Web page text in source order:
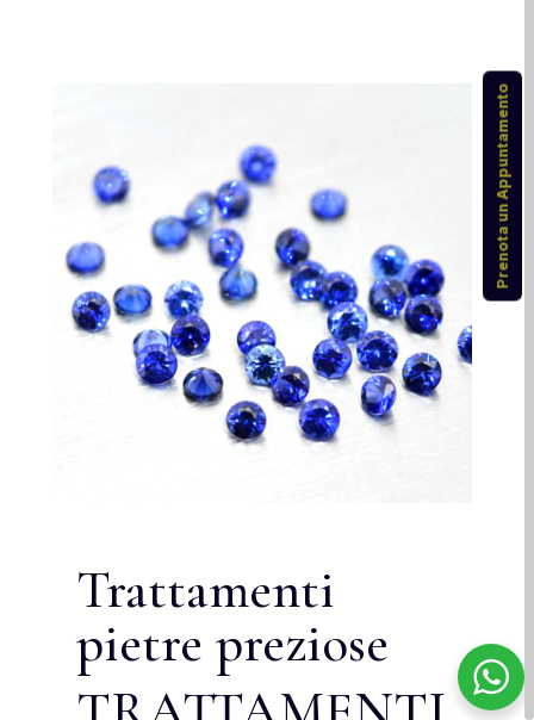
Trattamenti
pietre preziose
Prenota un Appuntamento